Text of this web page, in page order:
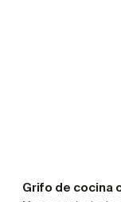
Grifo de cocina